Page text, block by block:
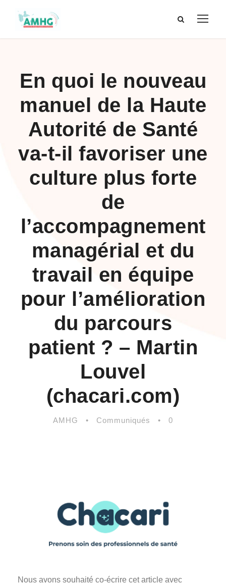
En quoi le nouveau
manuel de la Haute
Autorité de Santé
va-t-il favoriser une
culture plus forte
de
l’accompagnement
managérial et du
travail en équipe
pour l’amélioration
du parcours
patient ? – Martin
Louvel
(chacari.com)
AMHG • Communiqués • 0
Nous avons souhaité co-écrire cet article avec